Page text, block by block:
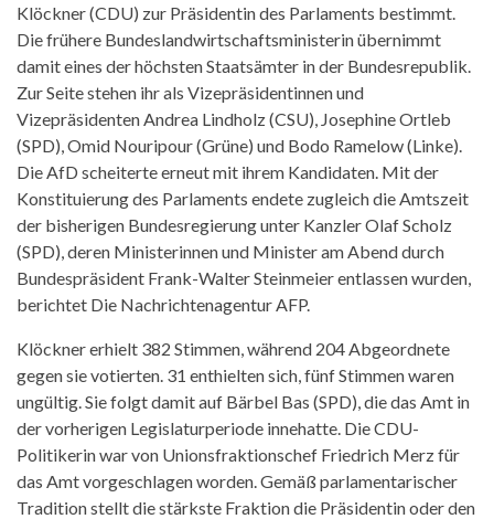
Klöckner (CDU) zur Präsidentin des Parlaments bestimmt.
Die frühere Bundeslandwirtschaftsministerin übernimmt
damit eines der höchsten Staatsämter in der Bundesrepublik.
Zur Seite stehen ihr als Vizepräsidentinnen und
Vizepräsidenten Andrea Lindholz (CSU), Josephine Ortleb
(SPD), Omid Nouripour (Grüne) und Bodo Ramelow (Linke).
Die AfD scheiterte erneut mit ihrem Kandidaten. Mit der
Konstituierung des Parlaments endete zugleich die Amtszeit
der bisherigen Bundesregierung unter Kanzler Olaf Scholz
(SPD), deren Ministerinnen und Minister am Abend durch
Bundespräsident Frank-Walter Steinmeier entlassen wurden,
berichtet Die Nachrichtenagentur AFP.
Klöckner erhielt 382 Stimmen, während 204 Abgeordnete
gegen sie votierten. 31 enthielten sich, fünf Stimmen waren
ungültig. Sie folgt damit auf Bärbel Bas (SPD), die das Amt in
der vorherigen Legislaturperiode innehatte. Die CDU-
Politikerin war von Unionsfraktionschef Friedrich Merz für
das Amt vorgeschlagen worden. Gemäß parlamentarischer
Tradition stellt die stärkste Fraktion die Präsidentin oder den